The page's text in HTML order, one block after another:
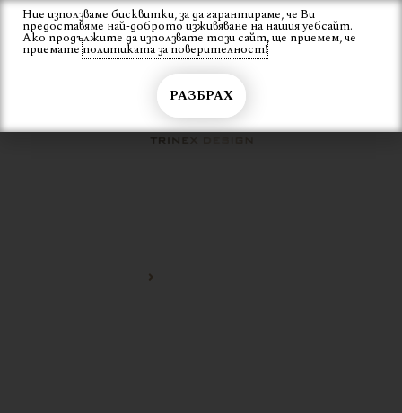
Skip
content
Вход
Ние използваме бисквитки, за да гарантираме, че Ви
предоставяме най-доброто изживяване на нашия уебсайт.
Ако продължите да използвате този сайт, ще приемем, че
приематеполитиката за поверителност!
РАЗБРАХ